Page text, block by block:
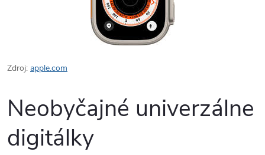
Zdroj: apple.com
Neobyčajné univerzálne
digitálky